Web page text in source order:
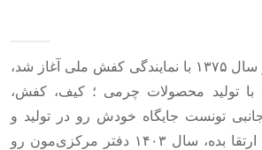
فعالیت ما در اهواز از سال ۱۳۷۵ با نمایندگی کفش ملی آغاز شد،
آزما با تولید محصولات چرمی ؛ کیف، کفش،
تونست جایگاه خودش رو در تولید و
صنعت خرده فروشی ارتقا بده، سال ۱۴۰۳ دفتر مرکزی‌مون رو